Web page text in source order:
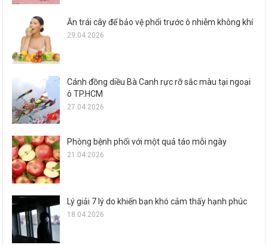
Ăn trái cây để bảo vệ phổi trước ô nhiễm không khí
29.04.2026
Cánh đồng diều Bà Canh rực rỡ sắc màu tại ngoại
ô TP.HCM
27.04.2026
Phòng bệnh phổi với một quả táo mỗi ngày
21.04.2026
Lý giải 7 lý do khiến bạn khó cảm thấy hạnh phúc
18.04.2026